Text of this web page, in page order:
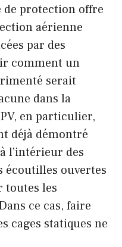
de protection offre
aérienne
par des
comment un
serait
dans la
en particulier,
déjà démontré
l’intérieur des
écoutilles ouvertes
toutes les
ce cas, faire
cages statiques ne